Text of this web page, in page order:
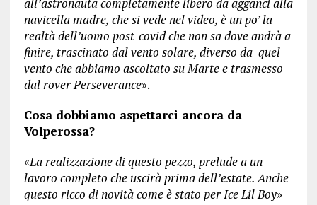
navicella madre, che si vede nel video, è un po’ la
realtà dell’uomo post-covid che non sa dove andrà a
finire, trascinato dal vento solare, diverso da quel
vento che abbiamo ascoltato su Marte e trasmesso
dal rover Perseverance».
Cosa dobbiamo aspettarci ancora da
Volperossa?
«La realizzazione di questo pezzo, prelude a un
lavoro completo che uscirà prima dell’estate. Anche
questo ricco di novità come è stato per Ice Lil Boy»